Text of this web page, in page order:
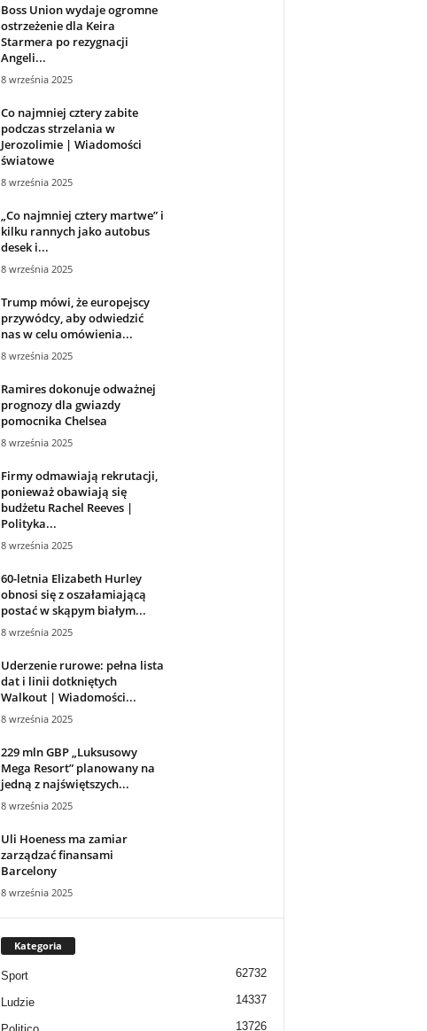
Boss Union wydaje ogromne
ostrzeżenie dla Keira
Starmera po rezygnacji
Angeli...
8 września 2025
Co najmniej cztery zabite
podczas strzelania w
Jerozolimie | Wiadomości
światowe
8 września 2025
„Co najmniej cztery martwe” i
kilku rannych jako autobus
desek i...
8 września 2025
Trump mówi, że europejscy
przywódcy, aby odwiedzić
nas w celu omówienia...
8 września 2025
Ramires dokonuje odważnej
prognozy dla gwiazdy
pomocnika Chelsea
8 września 2025
Firmy odmawiają rekrutacji,
ponieważ obawiają się
budżetu Rachel Reeves |
Polityka...
8 września 2025
60-letnia Elizabeth Hurley
obnosi się z oszałamiającą
postać w skąpym białym...
8 września 2025
Uderzenie rurowe: pełna lista
dat i linii dotkniętych
Walkout | Wiadomości...
8 września 2025
229 mln GBP „Luksusowy
Mega Resort” planowany na
jedną z najświętszych...
8 września 2025
Uli Hoeness ma zamiar
zarządzać finansami
Barcelony
8 września 2025
Kategoria
Sport 62732
Ludzie 14337
13726